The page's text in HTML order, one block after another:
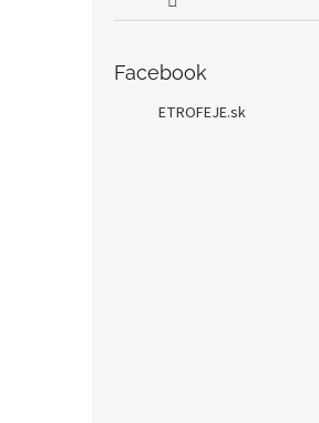
Facebook
ETROFEJE.sk